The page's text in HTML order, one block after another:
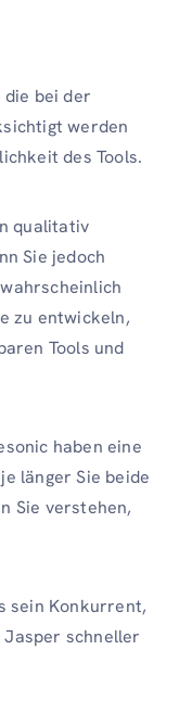
bei der
werden
des Tools.
qualitativ
Sie jedoch
zu entwickeln,
Tools und
haben eine
länger Sie beide
Sie verstehen,
sein Konkurrent,
Jasper schneller